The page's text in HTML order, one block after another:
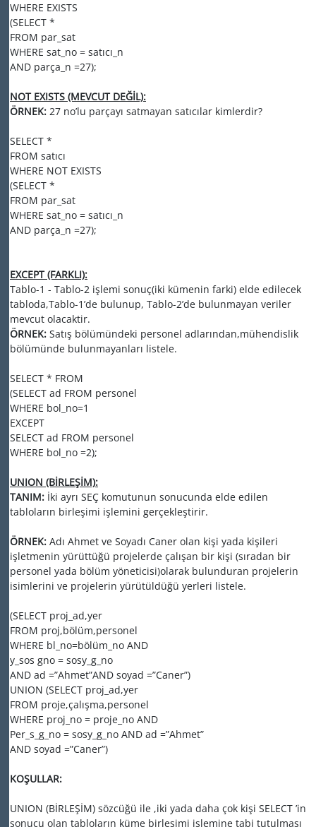
WHERE EXISTS
(SELECT *
FROM par_sat
WHERE sat_no = satıcı_n
AND parça_n =27);
NOT EXISTS (MEVCUT DEĞİL):
ÖRNEK: 27 no’lu parçayı satmayan satıcılar kimlerdir?
SELECT *
FROM satıcı
WHERE NOT EXISTS
(SELECT *
FROM par_sat
WHERE sat_no = satıcı_n
AND parça_n =27);
EXCEPT (FARKLI):
Tablo-1 - Tablo-2 işlemi sonuç(iki kümenin farki) elde edilecek
tabloda,Tablo-1’de bulunup, Tablo-2’de bulunmayan veriler
mevcut olacaktir.
ÖRNEK: Satış bölümündeki personel adlarından,mühendislik
bölümünde bulunmayanları listele.
SELECT * FROM
(SELECT ad FROM personel
WHERE bol_no=1
EXCEPT
SELECT ad FROM personel
WHERE bol_no =2);
UNION (BİRLEŞİM):
TANIM: İki ayrı SEÇ komutunun sonucunda elde edilen
tabloların birleşimi işlemini gerçekleştirir.
ÖRNEK: Adı Ahmet ve Soyadı Caner olan kişi yada kişileri
işletmenin yürüttüğü projelerde çalışan bir kişi (sıradan bir
personel yada bölüm yöneticisi)olarak bulunduran projelerin
isimlerini ve projelerin yürütüldüğü yerleri listele.
(SELECT proj_ad,yer
FROM proj,bölüm,personel
WHERE bl_no=bölüm_no AND
y_sos gno = sosy_g_no
AND ad =”Ahmet”AND soyad =”Caner”)
UNION (SELECT proj_ad,yer
FROM proje,çalışma,personel
WHERE proj_no = proje_no AND
Per_s_g_no = sosy_g_no AND ad =”Ahmet”
AND soyad =”Caner”)
KOŞULLAR:
UNION (BİRLEŞİM) sözcüğü ile ,iki yada daha çok kişi SELECT ’in
sonucu olan tabloların küme birleşimi işlemine tabi tutulması